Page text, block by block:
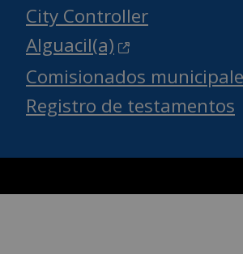
City Controller
Alguacil(a)
Comisionados
Registro de testamentos